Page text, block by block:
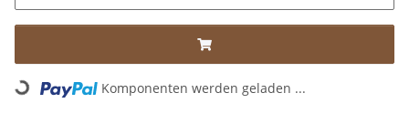
Loading... Komponenten werden geladen ...